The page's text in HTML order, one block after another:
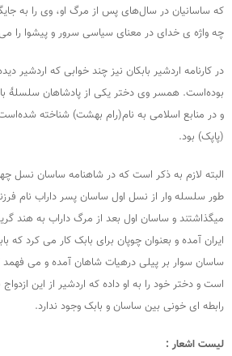
که ساسانیان در سال‌های پس از مرگ او، وی را به
چه واژه ی خدای در معنای سیاسی سرور و پیشوا را
در کارنامه اردشیر بابکان نیز چند خوابی که اردشیر
بوده‌است. همسر وی دختر یکی از پادشاهان سلسلهٔ
و در منابع اسلامی به نام(رام بهشت) شناخته
(پاپک) بود.
البته لازم به ذکر است که در شاهنامه ساسان نسل
طور سلسله وار از نسل اول ساسان پسر داراب نام
میگذاشتند و ساسان اول بعد از مرگ داراب به هند
ایران آمده و بعنوان چوپان برای بابک کار می کرد که
ساسان سوار بر پیلی درهیات شاهان آمده و می فهمد
است و دختر خود را به او داده که اردشیر از این
رابطه ای خونی بین ساسان و بابک وجود ندارد.
لیست اشعار :